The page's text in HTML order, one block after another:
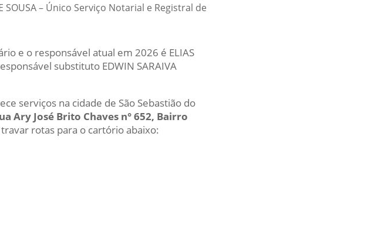
SOUSA – Único Serviço Notarial e Registral de
e o responsável atual em 2026 é ELIAS
substituto EDWIN SARAIVA
serviços na cidade de São Sebastião do
Ary José Brito Chaves n° 652, Bairro
rotas para o cartório abaixo: